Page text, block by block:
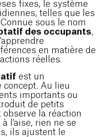
fixes, le système
telles que les
sous le nom
des occupants,
en matière de
réelles.
est un
Au lieu
importants ou
de petits
la réaction
l'aise, rien ne se
ils ajustent le